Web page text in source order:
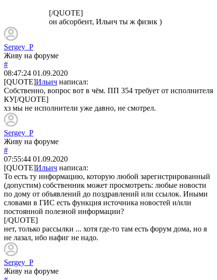
[/QUOTE]
он абсорбент, Ильич ты ж физик )
Sergey_P
Живу на форуме
#
08:47:24 01.09.2020
[QUOTE]Ильич написал:
Собственно, вопрос вот в чём. ПП 354 требует от исполнителя
КУ[/QUOTE]
хз мы не исполнители уже давно, не смотрел.
Sergey_P
Живу на форуме
#
07:55:44 01.09.2020
[QUOTE]Ильич написал:
То есть ту информацию, которую любой зарегистрированный
(допустим) собственник может просмотреть: любые новости
по дому от объявлений до поздравлений или ссылок. Иными
словами в ГИС есть функция источника новостей и/или
постоянной полезной информации?
[/QUOTE]
нет, только рассылки ... хотя где-то там есть форум дома, но я
не лазал, ибо нафиг не надо.
Sergey_P
Живу на форуме